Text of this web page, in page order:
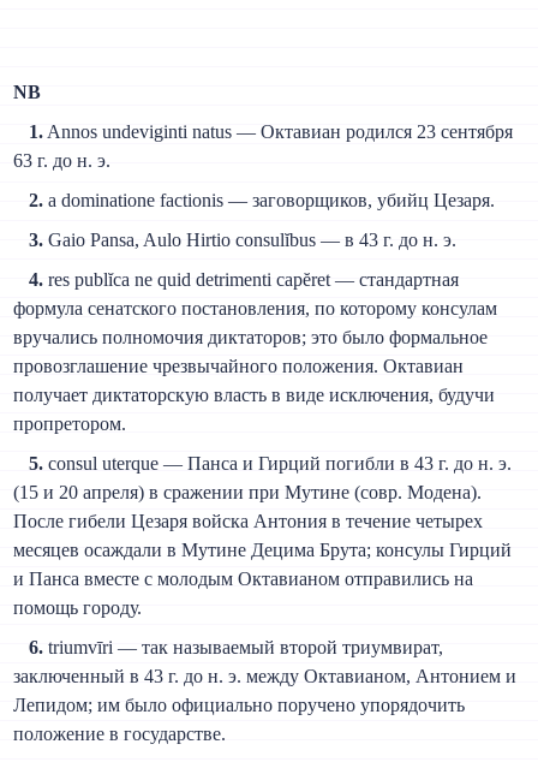
NB
1. Annos undeviginti natus — Октавиан родился 23 сентября
63 г. до н. э.
2. a dominatione factionis — заговорщиков, убийц Цезаря.
3. Gaio Pansa, Aulo Hirtio consulĭbus — в 43 г. до н. э.
4. res publĭca ne quid detrimenti capĕret — стандартная
формула сенатского постановления, по которому консулам
вручались полномочия диктаторов; это было формальное
провозглашение чрезвычайного положения. Октавиан
получает диктаторскую власть в виде исключения, будучи
пропретором.
5. consul uterque — Панса и Гирций погибли в 43 г. до н. э.
(15 и 20 апреля) в сражении при Мутине (совр. Модена).
После гибели Цезаря войска Антония в течение четырех
месяцев осаждали в Мутине Децима Брута; консулы Гирций
и Панса вместе с молодым Октавианом отправились на
помощь городу.
6. triumvīri — так называемый второй триумвират,
заключенный в 43 г. до н. э. между Октавианом, Антонием и
Лепидом; им было официально поручено упорядочить
положение в государстве.